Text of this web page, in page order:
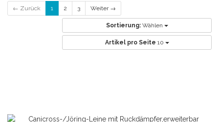
← Zurück 1 2 3 Weiter →
Sortierung: Wählen
Artikel pro Seite 10